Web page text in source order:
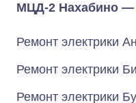
МЦД-2 Нахабино —
Ремонт электрики
Ремонт электрики
Ремонт электрики